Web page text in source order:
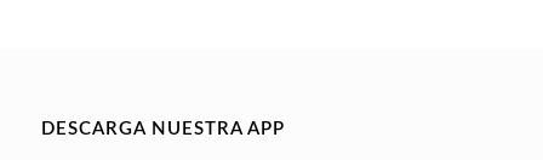
DESCARGA NUESTRA APP